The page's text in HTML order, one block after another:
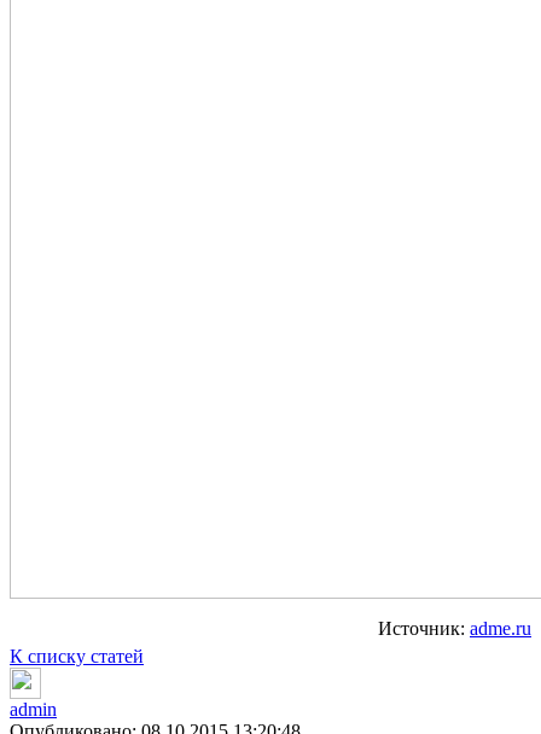
Источник: adme.ru
К списку статей
admin